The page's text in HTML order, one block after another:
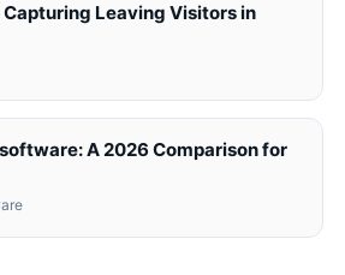
Leaving Visitors in
A 2026 Comparison for